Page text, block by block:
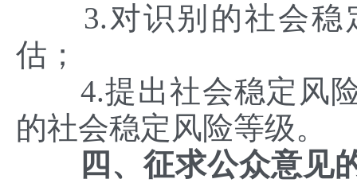
3.对识别的社会稳
估；
4.提出社会稳定风险
的社会稳定风险等级。
四、征求公众意见